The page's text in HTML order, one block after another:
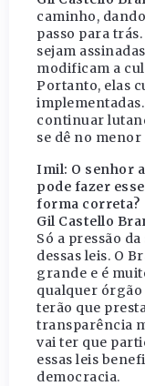
caminho,
passo para
sejam
modificam a
Portanto, elas
continuar
se dê no
Imil: O senhor
pode fazer
forma correta?
Gil Castello
Só a pressão
dessas leis. O
grande e é
qualquer órgão
terão que
transparência
vai ter que
essas leis
democracia.